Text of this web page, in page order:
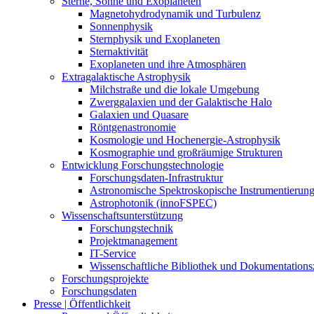
Magnetohydrodynamik und Turbulenz
Sonnenphysik
Sternphysik und Exoplaneten
Sternaktivität
Exoplaneten und ihre Atmosphären
Extragalaktische Astrophysik
Milchstraße und die lokale Umgebung
Zwerggalaxien und der Galaktische Halo
Galaxien und Quasare
Röntgenastronomie
Kosmologie und Hochenergie-Astrophysik
Kosmographie und großräumige Strukturen
Entwicklung Forschungstechnologie
Forschungsdaten-Infrastruktur
Astronomische Spektroskopische Instrumentierung
Astrophotonik (innoFSPEC)
Wissenschaftsunterstützung
Forschungstechnik
Projektmanagement
IT-Service
Wissenschaftliche Bibliothek und
Forschungsprojekte
Forschungsdaten
Presse | Öffentlichkeit